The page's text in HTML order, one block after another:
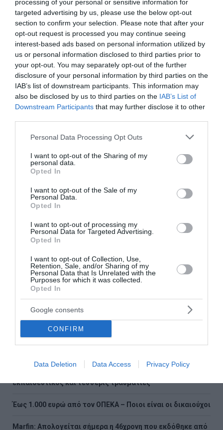
processing of your personal or sensitive information for
targeted advertising by us, please use the below opt-out
section to confirm your selection. Please note that after your
opt-out request is processed you may continue seeing
interest-based ads based on personal information utilized by
us or personal information disclosed to third parties prior to
your opt-out. You may separately opt-out of the further
disclosure of your personal information by third parties on the
IAB’s list of downstream participants. This information may
also be disclosed by us to third parties on the IAB’s List of
Downstream Participants that may further disclose it to other
Please note that this website/app uses one or more Google
not limited to your visit or usage behaviour. You may click to
grant or deny consent to Google and its third-party tags to
use your data for below specified purposes in below Google
consent section.
Personal Data Processing Opt Outs
I want to opt-out of the Sharing of my
personal data.
Opted In
I want to opt-out of the Sale of my
Personal Data.
Opted In
I want to opt-out of processing my
Personal Data for Targeted Advertising.
Opted In
I want to opt-out of Collection, Use,
Retention, Sale, and/or Sharing of my
Personal Data that Is Unrelated with the
Purposes for which it was collected.
Opted In
Google consents
CONFIRM
Data Deletion Data Access Privacy Policy
ήταν υπουργός στην κυβέρνηση του Γκόρντον
Μπράουν, από το 2008 ως το 2010.
Απειλές Ιράν: Είμαστε με το δάχτυλο στη
σκανδάλη αν το Ισραήλ παραβιάσει την εκεχειρία
Θρίλερ δίχως τέλος στις ΗΠΑ: 10 κορυφαίοι
επιστήμονες νεκροί ή αγνοούμενοι τα τελευταία
τρία χρόνια
Δάκρυσαν και οι τοίχοι στο δικαστήριο από τον
τελευταίο διάλογο της 7χρονης με τον δολοφόνο
της στο Τέξας: «Είσαι απαγωγέας; Πού πάμε;»
στο Google News
και μάθετε πρώτοι όλες τις
ειδήσεις
Ροή ειδήσεων
Προσοχή στις γονικές παροχές – Πότε μια μεταφορά
χρημάτων φορολογείται
Καντερές: Προειδοποίηση για πλημμύρες μετά τις
φωτιές – Ζητά άμεση λειτουργία του ραντάρ της Αίγινας
εκπαιδευτικός και τέσσερις τραυματίες
Έως 1.000 ευρώ από τον ΟΠΕΚΑ – Ποιοι είναι οι δικαιούχοι
Marfin: Απολογείται σήμερα η 46χρονη που εκδόθηκε από